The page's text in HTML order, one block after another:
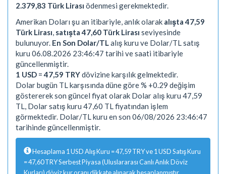
2.379,83 Türk Lirası ödenmesi gerekmektedir.
Amerikan Doları şu an itibariyle, anlık olarak alışta 47,59
Türk Lirası satışta 47,60 Türk Lirası seviyesinde
bulunuyor. En Son Dolar/TL alış kuru ve Dolar/TL satış
kuru 06.08.2026 23:46:47 tarihi ve saati itibariyle
güncellenmiştir.
1 USD =47,59 TRYdövizine karşılık gelmektedir.
Dolar bugün TL karşısında düne göre % +0.29 değişim
göstererek son güncel fiyat olarak Dolar alış kuru 47,59
TL, Dolar satış kuru 47,60 TL fiyatından işlem
görmektedir. Dolar/TL kuru en son 06/08/2026 23:46:47
tarihinde güncellenmiştir.
Hesaplama 1 USD Alış Kuru = 47,59 TRY ve 1 USD Satış Kuru
= 47,60 TRY Serbest Piyasa (Uluslararası Canlı Anlık Döviz